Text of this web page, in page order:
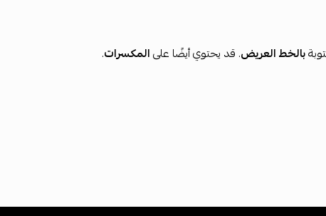
بالخط العريض. قد يحتوي أيضًا علىالمكسرات.